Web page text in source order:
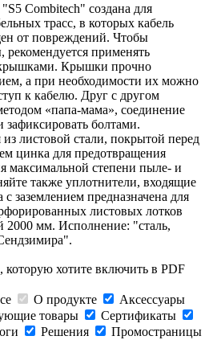
Combitech" создана для
трасс, в которых кабель
от повреждений. Чтобы
применять
крышками. Крышки прочно
а при необходимости их можно
к кабелю. Друг с другом
«папа-мама», соединение
болтами.
листовой стали, покрытой перед
цинка для предотвращения
максимальной степени пыле- и
также уплотнители, входящие
заземлением предназначена для
листовых лотков
мм. Исполнение: "сталь,
хотите включить в PDF
О продукте
Аксессуары
товары
Сертификаты
Решения Промостраницы